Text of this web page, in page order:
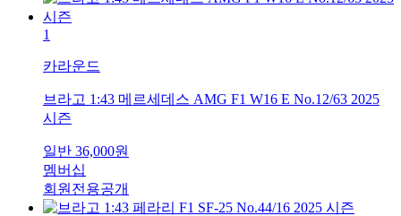
1
카라운드
브라고 1:43 메르세데스 AMG F1 W16 E No.12/63 2025
시즌
일반 36,000원
멤버십
회원전용공개